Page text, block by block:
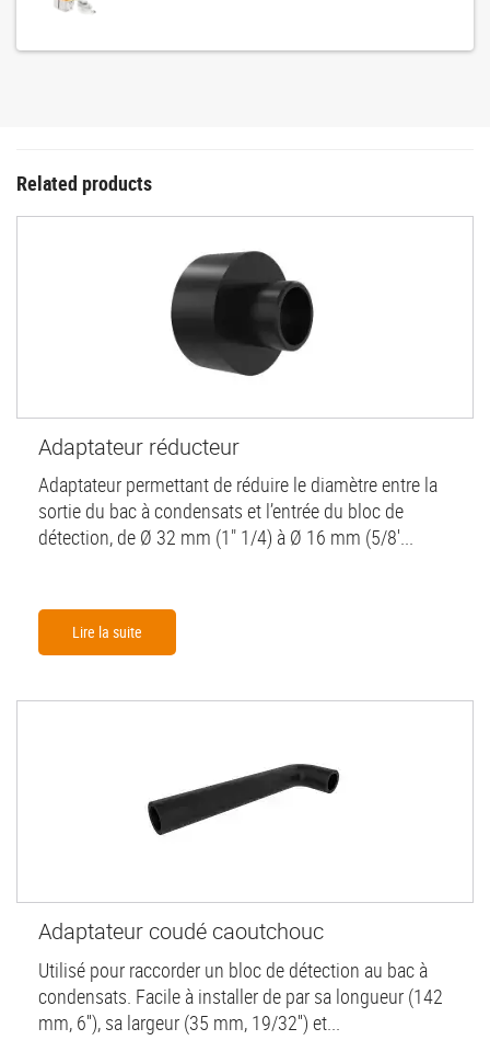
Related products
Adaptateur réducteur
Adaptateur permettant de réduire le diamètre entre la
sortie du bac à condensats et l’entrée du bloc de
détection, de Ø 32 mm (1" 1/4) à Ø 16 mm (5/8'...
Lire la suite
Adaptateur coudé caoutchouc
Utilisé pour raccorder un bloc de détection au bac à
condensats. Facile à installer de par sa longueur (142
mm, 6''), sa largeur (35 mm, 19/32'') et...